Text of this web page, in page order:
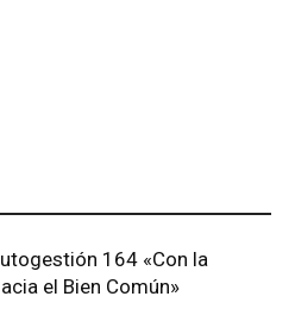
164 «Con la
el Bien Común»